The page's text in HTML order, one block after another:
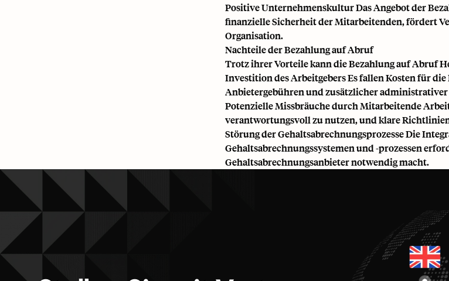
Positive Unternehmenskultur Das Angebot der
finanzielle Sicherheit der Mitarbeitenden, fördert
Organisation.
Nachteile der Bezahlung auf Abruf
Trotz ihrer Vorteile kann die Bezahlung auf Abruf
Investition des Arbeitgebers Es fallen Kosten für
Anbietergebühren und zusätzlicher administrativer
Potenzielle Missbräuche durch Mitarbeitende
verantwortungsvoll zu nutzen, und klare
Störung der Gehaltsabrechnungsprozesse Die
Gehaltsabrechnungssystemen und -prozessen
Gehaltsabrechnungsanbieter notwendig macht.